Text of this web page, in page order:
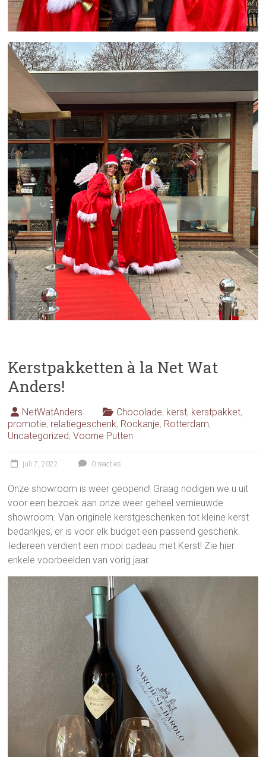
Kerstpakketten à la Net Wat
Anders!
NetWatAnders Chocolade, kerst, kerstpakket,
promotie, relatiegeschenk, Rockanje, Rotterdam,
Uncategorized,Voorne Putten
juli 7, 2022 0 reacties
Onze showroom is weer geopend! Graag nodigen we u uit
voor een bezoek aan onze weer geheel vernieuwde
showroom. Van originele kerstgeschenken tot kleine kerst
bedankjes, er is voor elk budget een passend geschenk.
Iedereen verdient een mooi cadeau met Kerst! Zie hier
enkele voorbeelden van vorig jaar.